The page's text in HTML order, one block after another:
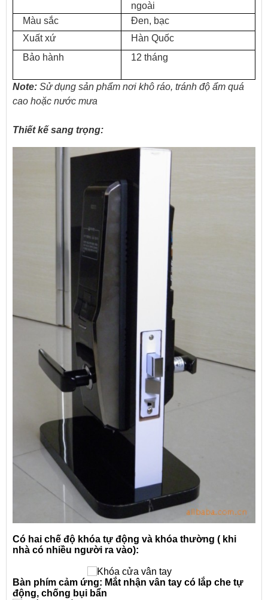
ngoài
Màu sắc
Đen, bạc
Xuất xứ
Hàn Quốc
Bảo hành
12 tháng
Note: Sử dụng sản phẩm nơi khô ráo, tránh độ ẩm quá
cao hoặc nước mưa
Thiết kế sang trọng:
Có hai chế độ khóa tự động và khóa thường ( khi
nhà có nhiều người ra vào):
Bàn phím cảm ứng: Mắt nhận vân tay có lắp che tự
động, chống bụi bẩn